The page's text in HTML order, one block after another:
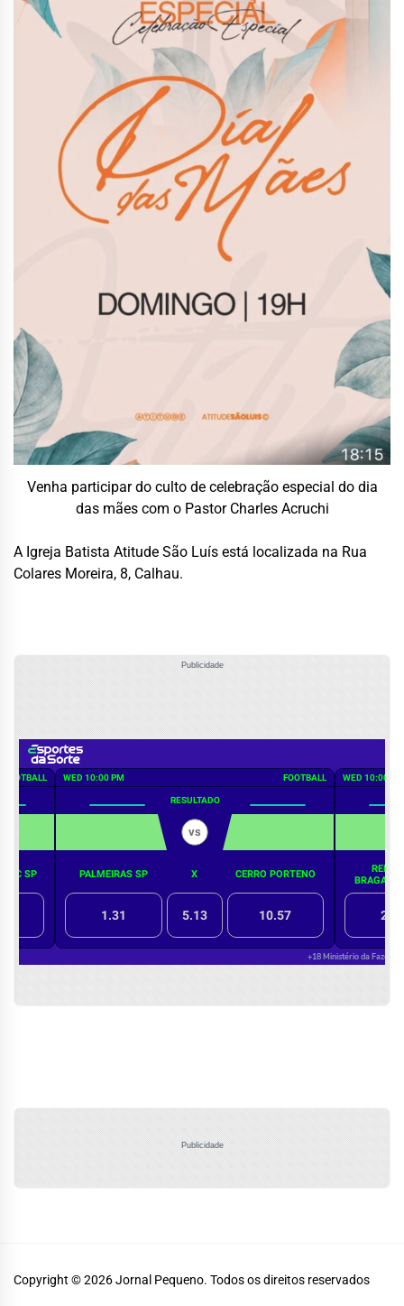
Venha participar do culto de celebração especial do dia
das mães com o Pastor Charles Acruchi
A Igreja Batista Atitude São Luís está localizada na Rua
Colares Moreira, 8, Calhau.
Publicidade
Publicidade
Copyright © 2026Jornal Pequeno. Todos os direitos reservados